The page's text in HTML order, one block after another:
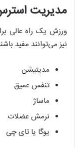
مدیریت
ورزش یک راه عالی
نیز می‌توانند مفید
مدیتیشن
تنفس عمیق
ماساژ
نرمش عضلات
یوگا یا تای چی